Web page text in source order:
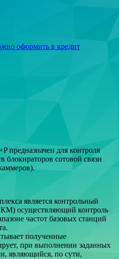
оформить в кредит
предназначен для контроля
блокираторов сотовой связи
является контрольный
осуществляющий контроль
частот базовых станций
полученные
при выполнении заданных
являющийся, по сути,